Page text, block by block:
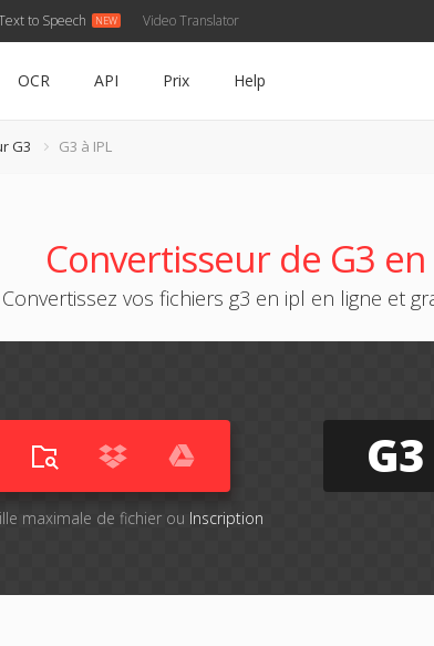
to Speech Video Translator
OCR API Prix Help
G3 G3 à IPL
Convertisseur de G3 en
Convertissez vos fichiers g3 en ipl en ligne et
maximale de fichier ou Inscription
G3